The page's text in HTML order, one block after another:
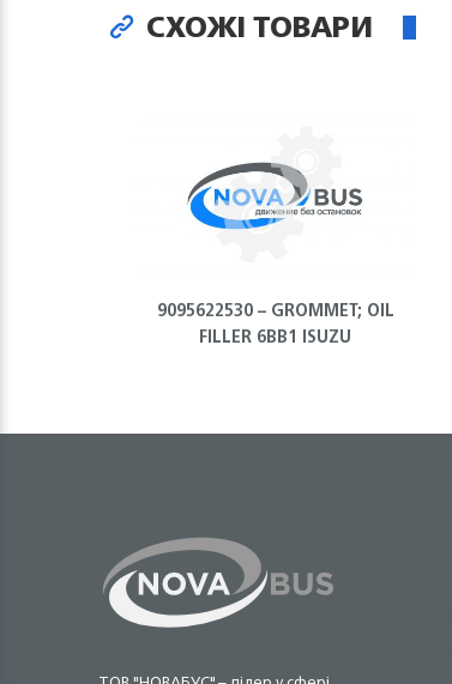
СХОЖІ ТОВАРИ
9095622530 – GROMMET; OIL
FILLER 6BB1 ISUZU